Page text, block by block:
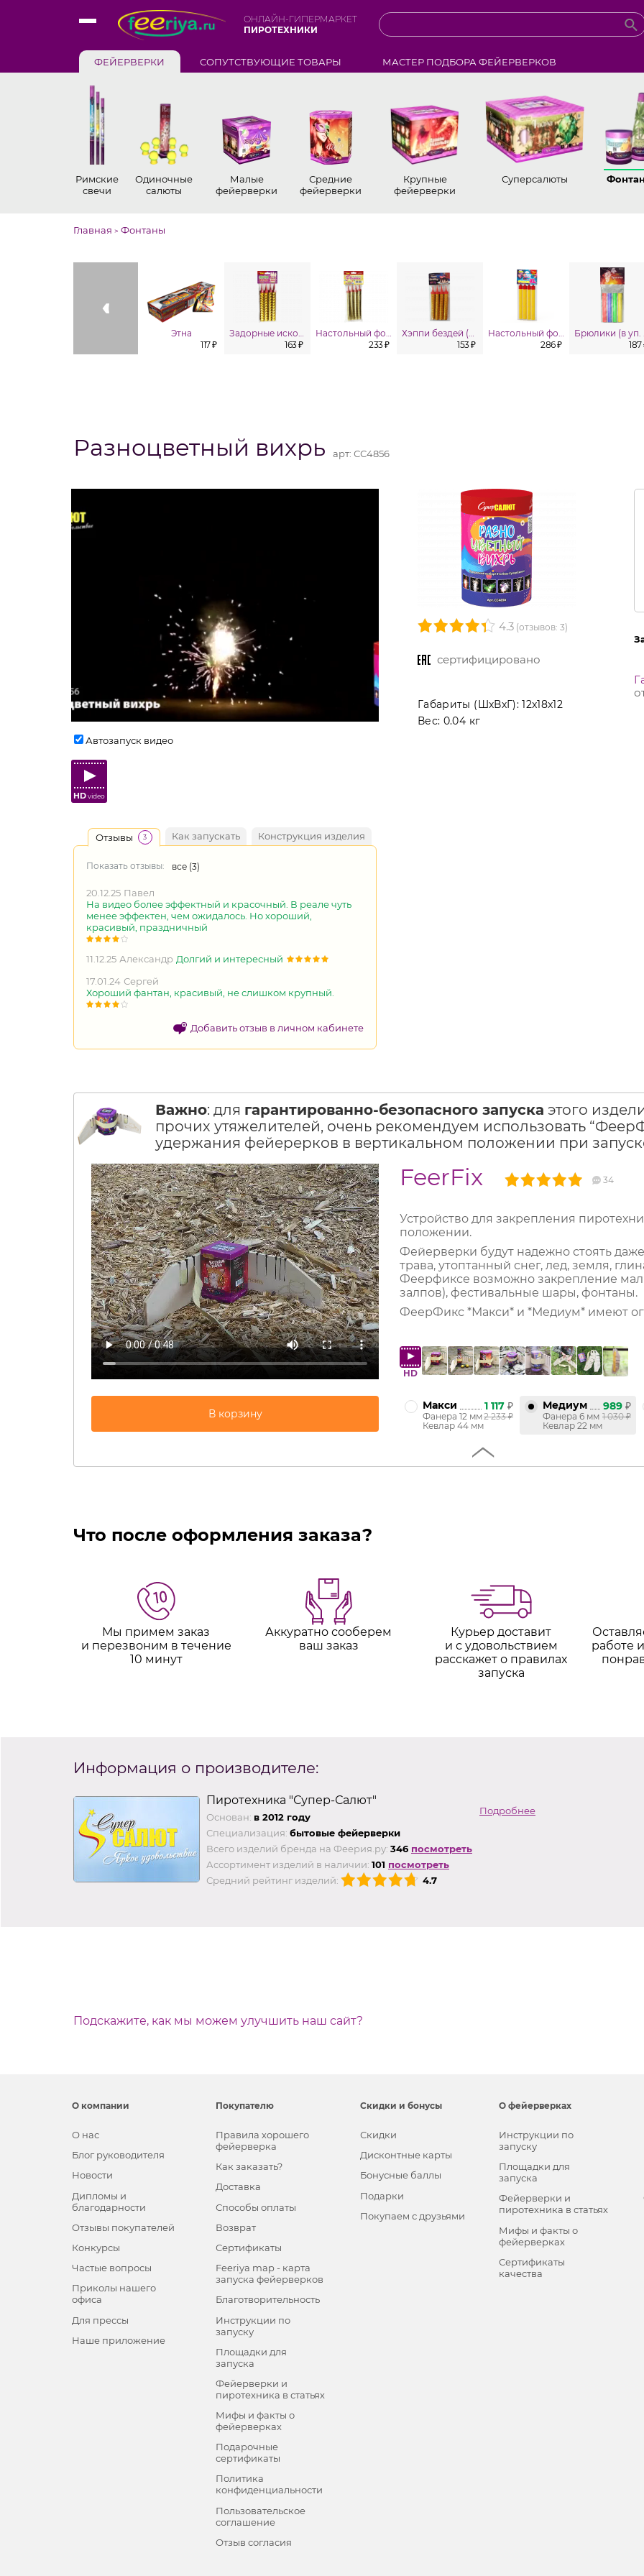
ОНЛАЙН-ГИПЕРМАРКЕТ
ПИРОТЕХНИКИ
ФЕЙЕРВЕРКИ СОПУТСТВУЮЩИЕ ТОВАРЫ МАСТЕР ПОДБОРА ФЕЙЕРВЕРКОВ
Римские
свечи
Одиночные
салюты
Малые
фейерверки
Средние
фейерверки
Крупные
фейерверки
Суперсалюты
Главная > Фонтаны
Этна
117 ₽
Задорные искорки
163 ₽
Настольный фонтан (в уп. 4шт.)
233 ₽
Хэппи бездей (С Днём рождения) (в уп. 4 шт.)
153 ₽
Настольный фонтан XL (в уп. 4шт.)
286 ₽
187
Разноцветный вихрь арт: СС4856
Автозапуск видео
HDvideo
Отзывы 3 Как запускать Конструкция изделия
Показать отзывы: все (3)
20.12.25 Павел
На видео более эффектный и красочный. В реале чуть
менее эффектен, чем ожидалось. Но хороший,
красивый, праздничный
11.12.25 Александр Долгий и интересный
17.01.24 Сергей
Хороший фантан, красивый, не слишком крупный.
Добавить отзыв в личном кабинете
4.3 (отзывов: 3)
сертифицировано
Габариты (ШхВхГ):12x18x12
Вес: 0.04 кг
Важно: для гарантированно-безопасного запуска этого
прочих утяжелителей, очень рекомендуем использовать
удержания фейерерков в вертикальном положении при
FeerFix 34
Устройство для закрепления
положении.
Фейерверки будут надежно стоять
трава, утоптанный снег, лед, земля,
Феерфиксе возможно закрепление
залпов), фестивальные шары, фонтаны.
ФеерФикс *Макси* и *Медиум* имеют
HD
Макси
Фанера 12 мм
Кевлар 44 мм
1 117 ₽
2 233₽
Медиум
Фанера 6 мм
Кевлар 22 мм
989 ₽
1 030₽
Что после оформления заказа?
Мы примем заказ
и перезвоним в течение
10 минут
Аккуратно сооберем
ваш заказ
Курьер доставит
и с удовольствием
расскажет о правилах
запуска
работе
Информация о производителе:
Пиротехника "Супер-Салют"
Основан: в 2012 году
Специализация: бытовые фейерверки
Всего изделий бренда на Феерия.ру: 346 посмотреть
Ассортимент изделий в наличии: 101 посмотреть
Средний рейтинг изделий:
4.7
Подробнее
Подскажите, как мы можем улучшить наш сайт?
О компании
О нас
Блог руководителя
Новости
Дипломы и
благодарности
Отзывы покупателей
Конкурсы
Частые вопросы
Приколы нашего
офиса
Для прессы
Наше приложение
Покупателю
Правила хорошего
фейерверка
Как заказать?
Доставка
Способы оплаты
Возврат
Сертификаты
Feeriya map - карта
запуска фейерверков
Благотворительность
Инструкции по
запуску
Площадки для
запуска
Фейерверки и
пиротехника в статьях
Мифы и факты о
фейерверках
Подарочные
сертификаты
Политика
конфиденциальности
Пользовательское
соглашение
Отзыв согласия
Скидки и бонусы
Скидки
Дисконтные карты
Бонусные баллы
Подарки
Покупаем с друзьями
О фейерверках
Инструкции по
запуску
Площадки для
запуска
Фейерверки и
пиротехника в статьях
Мифы и факты о
фейерверках
Сертификаты
качества